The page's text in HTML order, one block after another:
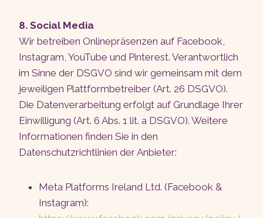
8. Social Media
Wir betreiben Onlinepräsenzen auf Facebook,
Instagram, YouTube und Pinterest. Verantwortlich
im Sinne der DSGVO sind wir gemeinsam mit dem
jeweiligen Plattformbetreiber (Art. 26 DSGVO).
Die Datenverarbeitung erfolgt auf Grundlage Ihrer
Einwilligung (Art. 6 Abs. 1 lit. a DSGVO). Weitere
Informationen finden Sie in den
Datenschutzrichtlinien der Anbieter:
Meta Platforms Ireland Ltd. (Facebook &
Instagram):